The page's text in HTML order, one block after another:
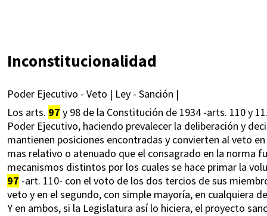
Inconstitucionalidad
Poder Ejecutivo - Veto | Ley - Sanción |
Los arts. 97 y 98 de la Constitución de 1934 -arts. 110 y
Poder Ejecutivo, haciendo prevalecer la deliberación y
mantienen posiciones encontradas y convierten al veto
mas relativo o atenuado que el consagrado en la norma
mecanismos distintos por los cuales se hace primar la
97 -art. 110- con el voto de los dos tercios de sus
veto y en el segundo, con simple mayoría, en cualquiera
Y en ambos, si la Legislatura así lo hiciera, el proyecto